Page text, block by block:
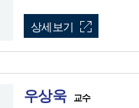
상세보기
우상욱 교수